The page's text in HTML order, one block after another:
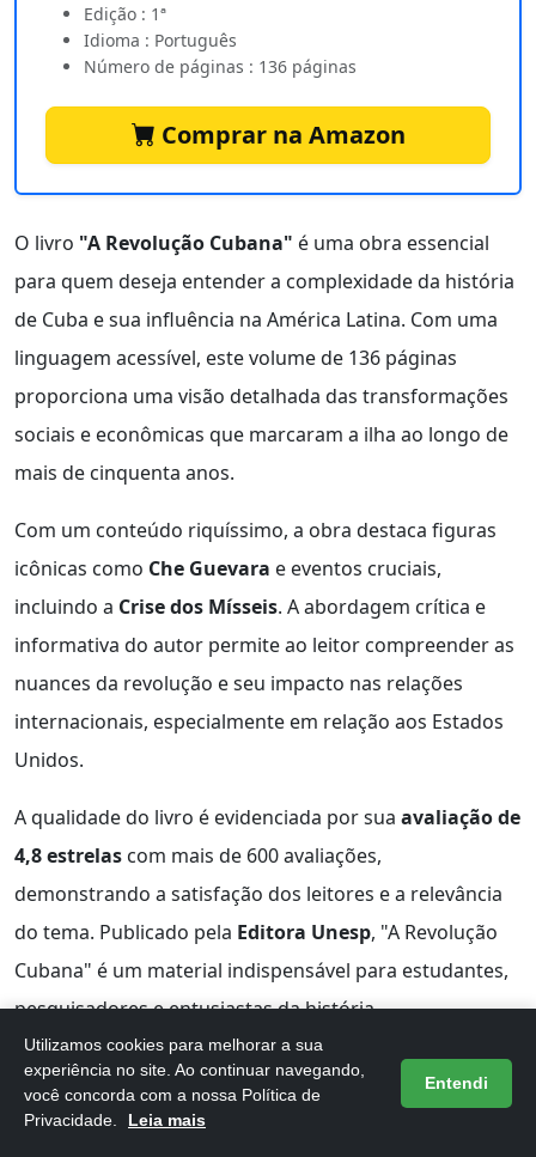
Edição : 1ª
Idioma : Português
Número de páginas : 136 páginas
Comprar na Amazon
O livro "A Revolução Cubana" é uma obra essencial
para quem deseja entender a complexidade da história
de Cuba e sua influência na América Latina. Com uma
linguagem acessível, este volume de 136 páginas
proporciona uma visão detalhada das transformações
sociais e econômicas que marcaram a ilha ao longo de
mais de cinquenta anos.
Com um conteúdo riquíssimo, a obra destaca figuras
icônicas como Che Guevara e eventos cruciais,
incluindo a Crise dos Mísseis. A abordagem crítica e
informativa do autor permite ao leitor compreender as
nuances da revolução e seu impacto nas relações
internacionais, especialmente em relação aos Estados
Unidos.
A qualidade do livro é evidenciada por sua avaliação de
4,8 estrelas com mais de 600 avaliações,
demonstrando a satisfação dos leitores e a relevância
do tema. Publicado pela Editora Unesp, "A Revolução
Cubana" é um material indispensável para estudantes,
pesquisadores e entusiastas da história
contemporânea.
Vantagens principais:
Utilizamos cookies para melhorar a sua
experiência no site. Ao continuar navegando,
você concorda com a nossa Política de
Privacidade.
Leia mais
Entendi